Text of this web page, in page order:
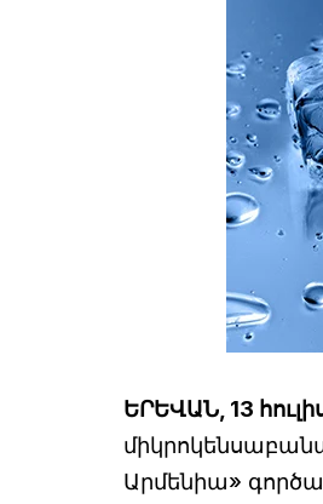
ԵՐԵՎԱՆ, 13
Արմենիա»